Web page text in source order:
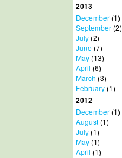
2013
December(1)
September(2)
July(2)
June(7)
May(13)
April (6)
March (3)
February(1)
2012
December(1)
August(1)
July(1)
May(1)
April (1)